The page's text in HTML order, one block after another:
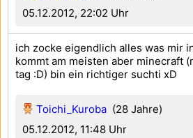
05.12.2012, 22:02 Uhr
Toichi_Kuroba (28 Jahre)
05.12.2012, 11:48 Uhr
ich zocke eigendlich alles was mir
kommt am meisten aber minecraft
tag :D) bin ein richtiger suchti xD